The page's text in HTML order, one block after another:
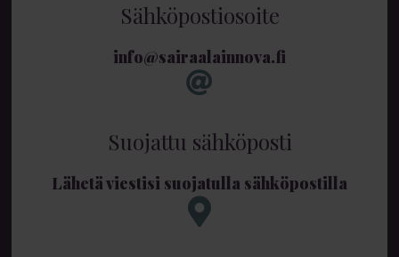
Sähköpostiosoite
info@sairaalainnova.fi
Suojattu sähköposti
Lähetä viestisi suojatulla sähköpostilla